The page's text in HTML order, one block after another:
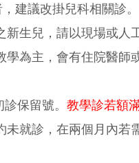
建議改掛兒科相關診。
新生兒，請以現場或人
學為主，會有住院醫師
保留號。 教學診若額
未就診，在兩個月內若